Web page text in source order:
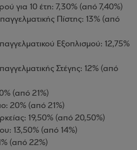
για 10 έτη: 7,30% (από 7,40%)
Πίστης: 13% (από
Εξοπλισμού: 12,75%
Στέγης: 12% (από
(από 21%)
20% (από 21%)
19,50% (από 20,50%)
13,50% (από 14%)
(από 22%)